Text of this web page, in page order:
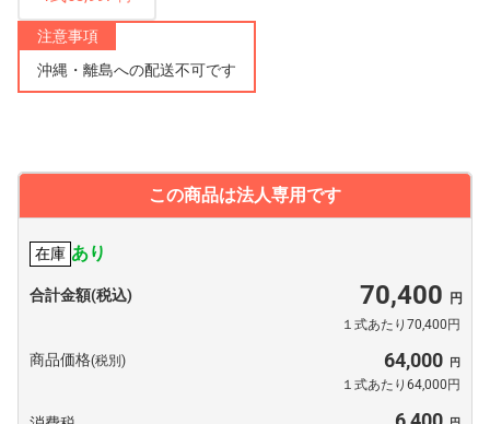
注意事項
沖縄・離島への配送不可です
この商品は法人専用です
在庫 あり
合計金額(税込) 70,400
１式あたり70,400円
商品価格(税別) 64,000
１式あたり64,000円